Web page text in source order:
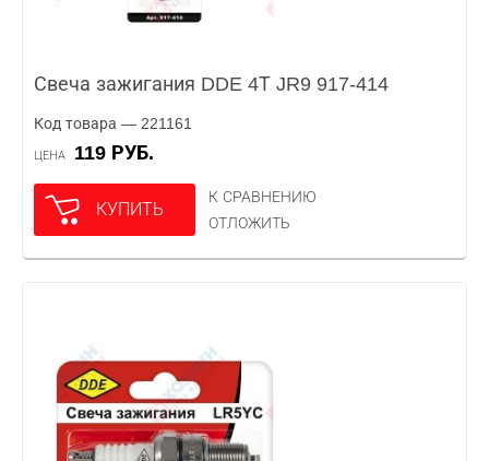
Свеча зажигания DDE 4Т JR9 917-414
Код товара — 221161
ЦЕНА 119 РУБ.
КУПИТЬ
К СРАВНЕНИЮ
ОТЛОЖИТЬ